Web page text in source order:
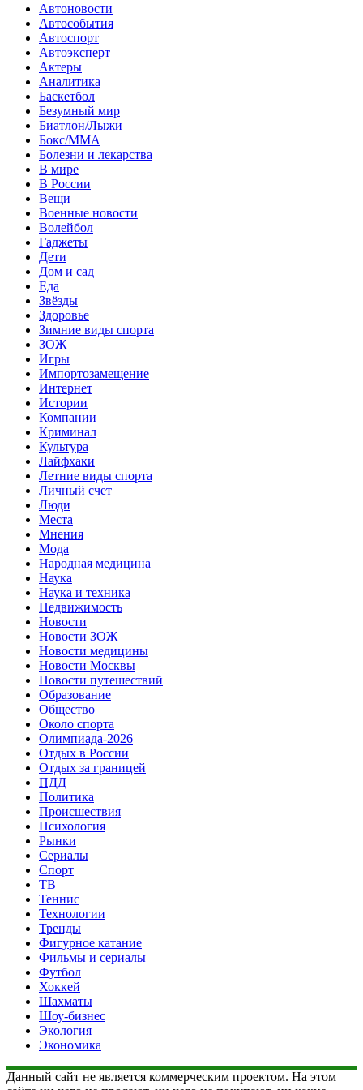
Автоновости
Автособытия
Автоспорт
Автоэксперт
Актеры
Аналитика
Баскетбол
Безумный мир
Биатлон/Лыжи
Бокс/MMA
Болезни и лекарства
В мире
В России
Вещи
Военные новости
Волейбол
Гаджеты
Дети
Дом и сад
Еда
Звёзды
Здоровье
Зимние виды спорта
ЗОЖ
Игры
Импортозамещение
Интернет
Истории
Компании
Криминал
Культура
Лайфхаки
Летние виды спорта
Личный счет
Люди
Места
Мнения
Мода
Народная медицина
Наука
Наука и техника
Недвижимость
Новости
Новости ЗОЖ
Новости медицины
Новости Москвы
Новости путешествий
Образование
Общество
Около спорта
Олимпиада-2026
Отдых в России
Отдых за границей
ПДД
Политика
Происшествия
Психология
Рынки
Сериалы
Спорт
ТВ
Теннис
Технологии
Тренды
Фигурное катание
Фильмы и сериалы
Футбол
Хоккей
Шахматы
Шоу-бизнес
Экология
Экономика
Данный сайт не является коммерческим проектом. На этом